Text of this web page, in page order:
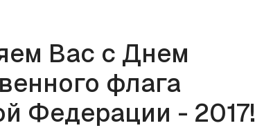
Вас с Днем
флага
Федерации - 2017!